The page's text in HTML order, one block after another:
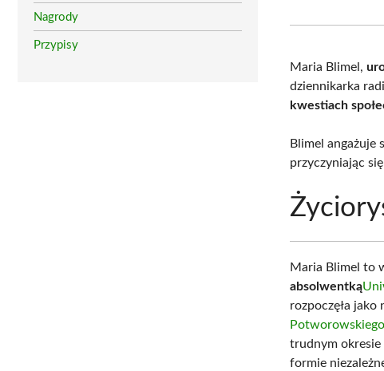
Nagrody
Przypisy
Maria Blimel,
dziennikarka
kwestiach
Blimel angażuje
przyczyniając
Maria Blimel to
absolwentką
rozpoczęła jako
trudnym okresie
formie